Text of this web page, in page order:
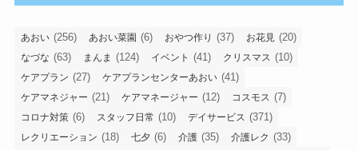
あおい (256) あおい菜園 (6) おやつ作り (37) お花見 (20)
なづな (63) まんま (124) イベント (41) クリスマス (10)
ケアプラン (27) ケアプランセンターあおい (41)
ケアマネジャー (21) ケアマネージャー (12) コスモス (7)
コロナ対策 (6) スタッフ日常 (10) デイサービス (371)
レクリエーション (18) 七夕 (6) 介護 (35) 介護レク (33)